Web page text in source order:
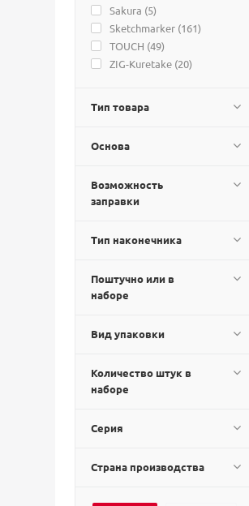
Sakura (5)
Sketchmarker (161)
TOUCH (49)
ZIG-Kuretake (20)
Тип товара
Основа
Возможность
заправки
Тип наконечника
Поштучно или в
наборе
Вид упаковки
Количество штук в
наборе
Серия
Страна производства